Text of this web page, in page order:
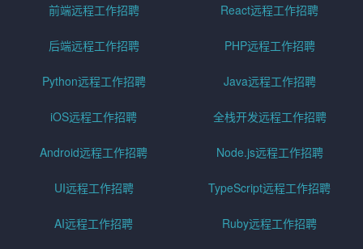
前端远程工作招聘 React远程工作招聘
后端远程工作招聘 PHP远程工作招聘
Python远程工作招聘 Java远程工作招聘
iOS远程工作招聘 全栈开发远程工作招聘
Android远程工作招聘 Node.js远程工作招聘
UI远程工作招聘 TypeScript远程工作招聘
AI远程工作招聘 Ruby远程工作招聘